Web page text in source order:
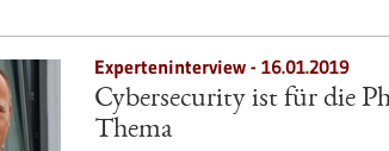
Experteninterview - 16.01.2019
Cybersecurity ist für die
Thema